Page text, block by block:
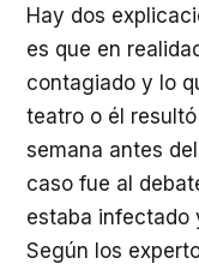
Hay dos
es que en
contagiado y lo
teatro o él
semana antes
caso fue al
estaba infectado
Según los